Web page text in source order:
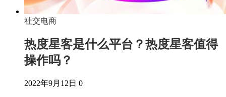
社交电商
热度星客是什么平台？热度星客值得
操作吗？
2022年9月12日 0